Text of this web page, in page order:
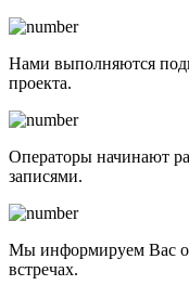
Нами выполняются
проекта.
Операторы начинают
записями.
Мы информируем Вас о
встречах.